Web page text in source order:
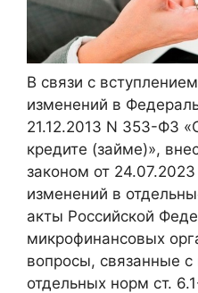
В связи с
изменений в
21.12.2013 N 353-ФЗ
кредите (займе)»,
законом от
изменений в
акты Российской
микрофинансовых
вопросы, связанные
отдельных норм ст.